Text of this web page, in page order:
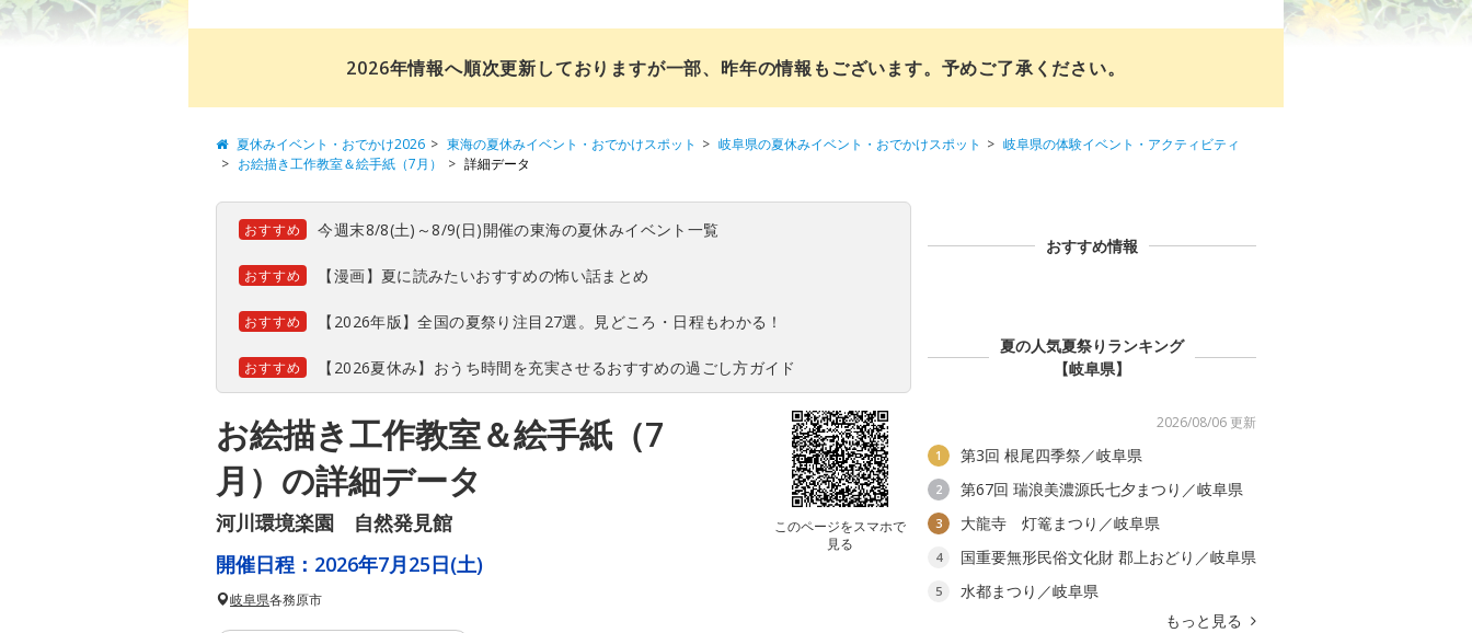
2026年情報へ順次更新しておりますが一部、昨年の情報もございます。予めご了承ください。
夏休みイベント・おでかけ2026 東海の夏休みイベント・おでかけスポット 岐阜県の夏休みイベント・おでかけスポット
岐阜県の体験イベント・アクティビティ
お絵描き工作教室＆絵手紙（7月）
詳細データ
おすすめ 今週末8/8(土)～8/9(日)開催の東海の夏休みイベント一覧
おすすめ 【漫画】夏に読みたいおすすめの怖い話まとめ
おすすめ 【2026年版】全国の夏祭り注目27選。見どころ・日程もわかる！
おすすめ 【2026夏休み】おうち時間を充実させるおすすめの過ごし方ガイド
お絵描き工作教室＆絵手紙（7
月）の詳細データ
河川環境楽園 自然発見館
このページをスマホで
見る
開催日程： 2026年7月25日(土)
岐阜県各務原市
おすすめ情報
夏の人気夏祭りランキング
【岐阜県】
2026/08/06 更新
1 第3回 根尾四季祭／岐阜県
2 第67回 瑞浪美濃源氏七夕まつり／岐阜県
3 大龍寺 灯篭まつり／岐阜県
4 国重要無形民俗文化財 郡上おどり／岐阜県
5
水都まつり／岐阜県
もっと見る